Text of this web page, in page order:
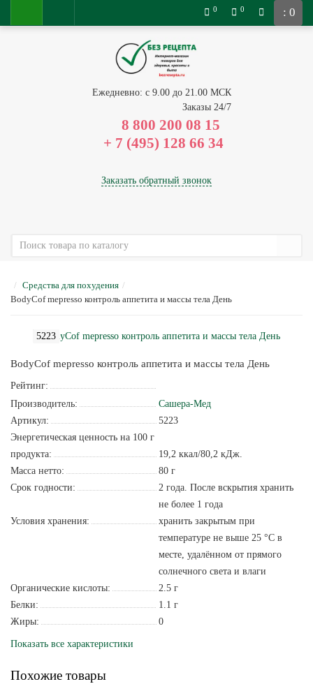
: 0
0 0
Ежедневно: с 9.00 до 21.00 МСК
Заказы 24/7
8 800 200 08 15
Заказать обратный звонок
Средства для похудения
BodyCof mepresso контроль аппетита и массы тела День
5223
BodyCof mepresso контроль аппетита и массы тела День
Рейтинг:
Производитель:
Сашера-Мед
Артикул:
5223
Энергетическая ценность на 100 г
продукта:
19,2 ккал/80,2 кДж.
Масса нетто:
80 г
Срок годности:
2 года. После вскрытия хранить
не более 1 года
Условия хранения:
хранить закрытым при
температуре не выше 25 °С в
месте, удалённом от прямого
солнечного света и влаги
Органические кислоты:
2.5 г
Белки:
1.1 г
Жиры:
0
Показать все характеристики
Похожие товары